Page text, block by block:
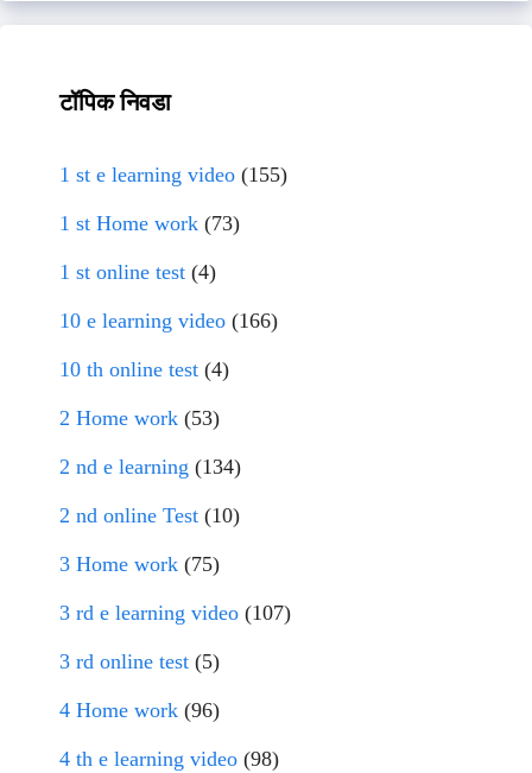
टॉपिक निवडा
1 st e learning video (155)
1 st Home work (73)
1 st online test (4)
10 e learning video (166)
10 th online test (4)
2 Home work (53)
2 nd e learning (134)
2 nd online Test (10)
3 Home work (75)
3 rd e learning video (107)
3 rd online test (5)
4 Home work (96)
4 th e learning video (98)